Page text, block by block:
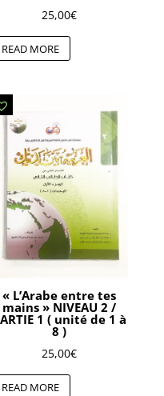
25,00€
READ MORE
« L’Arabe entre tes
mains » NIVEAU 2 /
1 ( unité de 1 à
8 )
25,00€
READ MORE